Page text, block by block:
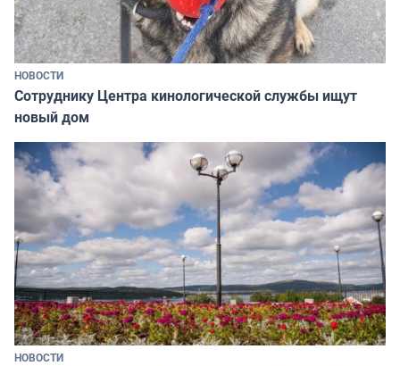
НОВОСТИ
Сотруднику Центра кинологической службы ищут
новый дом
НОВОСТИ